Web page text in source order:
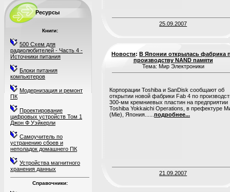
Ресурсы
Книги:
500 Схем для
радиолюбителей - Часть 4 -
Источники питания
Блоки питания
компьютеров
Модернизация и ремонт
ПК
Проектирование
цифровых устройств Том 1
Джон Ф Уэйкерли
Самоучитель по
устранению сбоев и
неполадок домашнего ПК
Устройства магнитного
хранения данных
Справочники:
25.09.2007
Новости:В Японии открылась фабрика
производству NAND памяти
Тема: Мир Электроники
Корпорации Toshiba и SanDisk сообщают об
открытии новой фабрики Fab 4 по
300-мм кремниевых пластин на предприятии
Toshiba Yokkaichi Operations, в префектуре
(Mie), Япония...... подробнее...
21.09.2007